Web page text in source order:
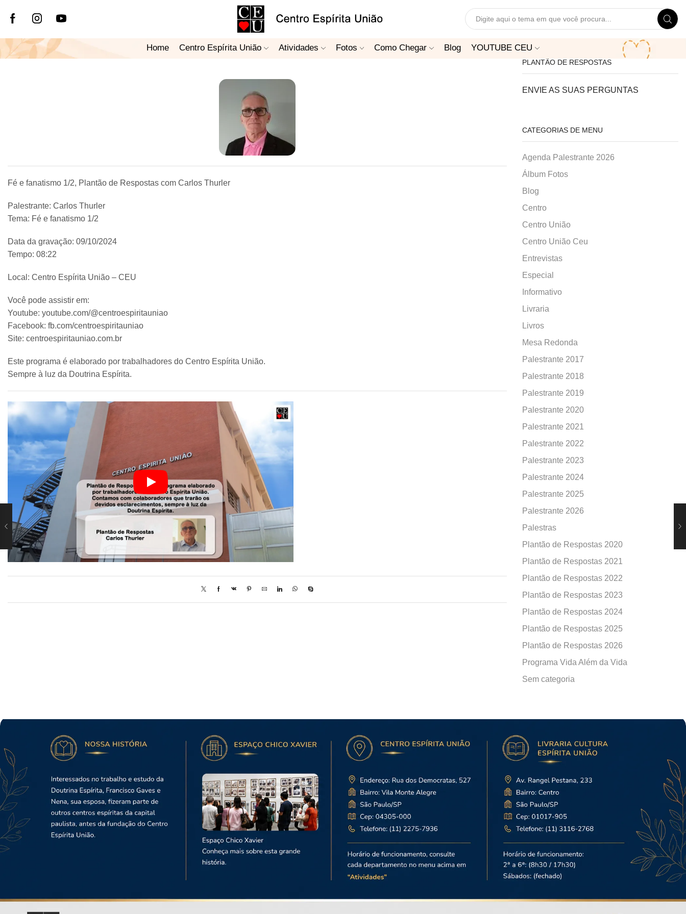
Search
Home Centro Espírita União Atividades Fotos Como Chegar Blog YOUTUBE CEU
Fé e fanatismo 1/2, Plantão de Respostas com Carlos Thurler
Palestrante: Carlos Thurler
Tema: Fé e fanatismo 1/2
Data da gravação: 09/10/2024
Tempo: 08:22
Local: Centro Espírita União – CEU
Você pode assistir em:
Youtube: youtube.com/@centroespiritauniao
Facebook: fb.com/centroespiritauniao
Site: centroespiritauniao.com.br
Este programa é elaborado por trabalhadores do Centro Espírita União.
Sempre à luz da Doutrina Espírita.
PLANTÃO DE RESPOSTAS
ENVIE AS SUAS PERGUNTAS
CATEGORIAS DE MENU
Agenda Palestrante 2026
Álbum Fotos
Blog
Centro
Centro União
Centro União Ceu
Entrevistas
Especial
Informativo
Livraria
Livros
Mesa Redonda
Palestrante 2017
Palestrante 2018
Palestrante 2019
Palestrante 2020
Palestrante 2021
Palestrante 2022
Palestrante 2023
Palestrante 2024
Palestrante 2025
Palestrante 2026
Palestras
Plantão de Respostas 2020
Plantão de Respostas 2021
Plantão de Respostas 2022
Plantão de Respostas 2023
Plantão de Respostas 2024
Plantão de Respostas 2025
Plantão de Respostas 2026
Programa Vida Além da Vida
Sem categoria